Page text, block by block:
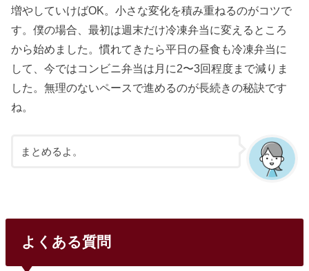
増やしていけばOK。小さな変化を積み重ねるのがコツで
す。僕の場合、最初は週末だけ冷凍弁当に変えるところ
から始めました。慣れてきたら平日の昼食も冷凍弁当に
して、今ではコンビニ弁当は月に2〜3回程度まで減りま
した。無理のないペースで進めるのが長続きの秘訣です
ね。
まとめるよ。
よくある質問